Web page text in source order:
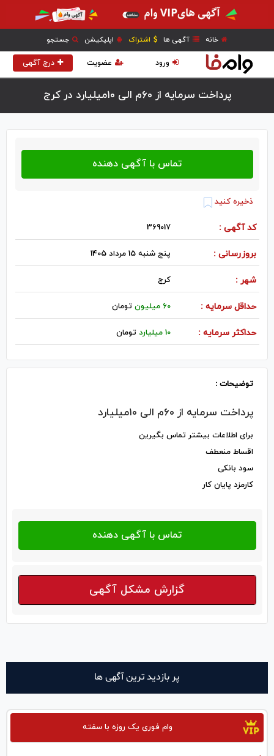
خانه آگهی ها اشتراک اپلیکیشن جستجو
درج آگهی عضویت ورود
پرداخت سرمایه از ۶۰م الی ۱۰میلیارد در كرج
ذخیره کنید
کد آگهی : 369017
بروزرسانی : پنج شنبه 15 مرداد 1405
شهر : كرج
حداقل سرمایه : 60 میلیون تومان
حداکثر سرمایه : 10 میلیارد تومان
توضیحات :
پرداخت سرمایه از ۶۰م الی ۱۰میلیارد
برای اطلاعات بیشتر تماس بگیرین
اقساط منعطف
سود بانکی
کارمزد پایان کار
گزارش مشکل آگهی
پر بازدید ترین آگهی ها
وام فوری یک روزه با سفته